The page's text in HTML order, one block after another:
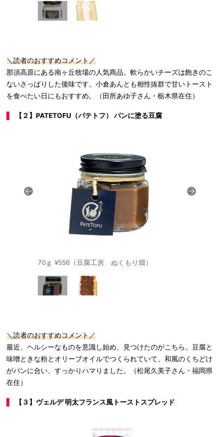
＼読者のおすすめコメント／
那須高原にある南ヶ丘牧場の人気商品。軟らかいチーズは飽きのこ
ないさっぱりした後味です。小倉あんとも相性抜群で甘いトースト
を食べたい日にもおすすめ。（田所あゆ子さん・栃木県在住）
【２】PATETOFU（パテトフ） パンに塗る豆腐
70ｇ ¥556（豆腐工房 ぬくもり畑）
＼読者のおすすめコメント／
最近、ヘルシーなものを意識し始め、見つけたのがこちら。豆腐と
味噌ときな粉とオリーブオイルでつくられていて、和風のくちどけ
がパンに合い、すっかりハマりました。（松尾久美子さん・福岡県
在住）
【３】ヴェルデ 明太フランス風トーストスプレッド